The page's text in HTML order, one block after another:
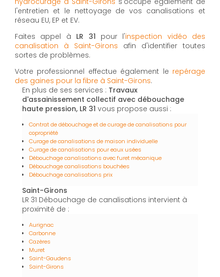
l'entretien et le nettoyage de vos canalisations et
réseau EU, EP et EV.
Faites appel à LR 31 pour l'inspection vidéo des
canalisation à Saint-Girons afin d'identifier toutes
sortes de problèmes.
Votre professionnel effectue également le repérage
des gaines pour la fibre à Saint-Girons.
En plus de ses services : Travaux
d'assainissement collectif avec débouchage
haute pression, LR 31 vous propose aussi :
Contrat de débouchage et de curage de canalisations pour
copropriété
Curage de canalisations de maison individuelle
Curage de canalisations pour eaux usées
Débouchage canalisations avec furet mécanique
Débouchage canalisations bouchées
Débouchage canalisations prix
Saint-Girons
LR 31 Débouchage de canalisations intervient à
proximité de :
Aurignac
Carbonne
Cazères
Muret
Saint-Gaudens
Saint-Girons